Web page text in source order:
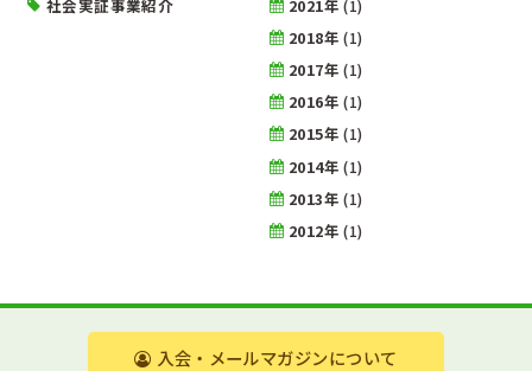
社会実証事業紹介
2021年 (1)
2018年 (1)
2017年 (1)
2016年 (1)
2015年 (1)
2014年 (1)
2013年 (1)
2012年 (1)
入会・メールマガジンについて